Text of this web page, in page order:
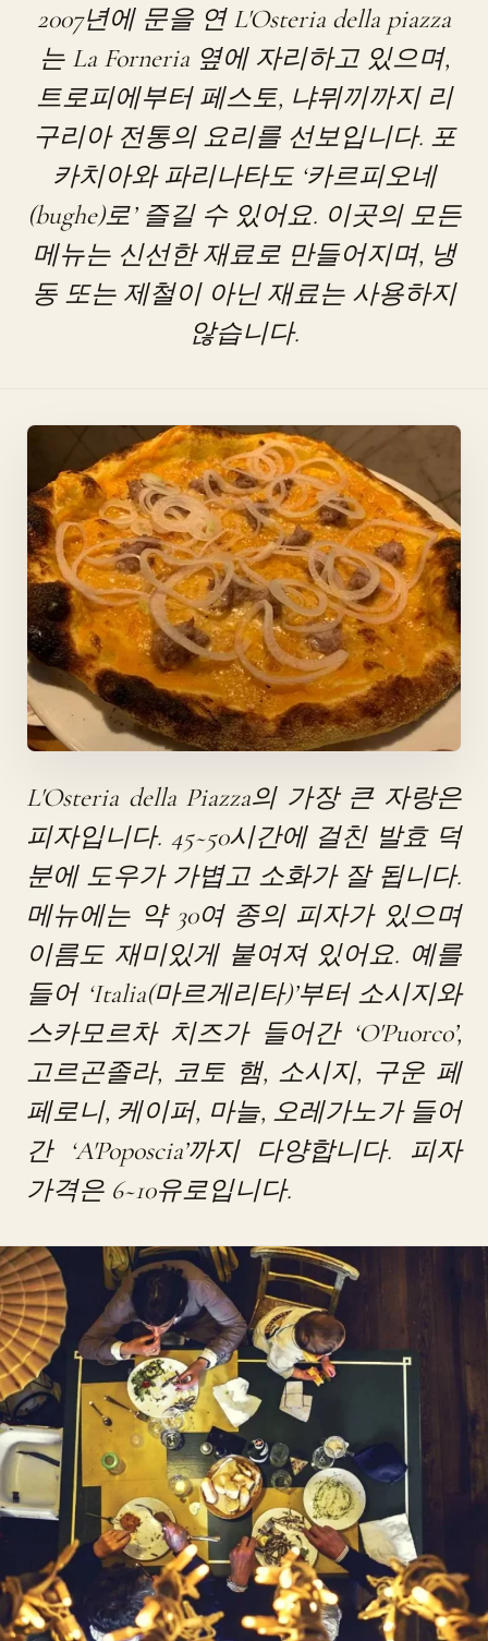
2007년에 문을 연 L'Osteria della piazza
는 La Forneria 옆에 자리하고 있으며,
트로피에부터 페스토, 냐뮈끼까지 리
구리아 전통의 요리를 선보입니다. 포
카치아와 파리나타도 ‘카르피오네
(bughe)로’ 즐길 수 있어요. 이곳의 모든
메뉴는 신선한 재료로 만들어지며, 냉
동 또는 제철이 아닌 재료는 사용하지
않습니다.
L'Osteria della Piazza의 가장 큰 자랑은
피자입니다. 45~50시간에 걸친 발효 덕
분에 도우가 가볍고 소화가 잘 됩니다.
메뉴에는 약 30여 종의 피자가 있으며
이름도 재미있게 붙여져 있어요. 예를
들어 ‘Italia(마르게리타)’부터 소시지와
스카모르차 치즈가 들어간 ‘O'Puorco’,
고르곤졸라, 코토 햄, 소시지, 구운 페
페로니, 케이퍼, 마늘, 오레가노가 들어
간 ‘A'Poposcia’까지 다양합니다. 피자
가격은 6~10유로입니다.